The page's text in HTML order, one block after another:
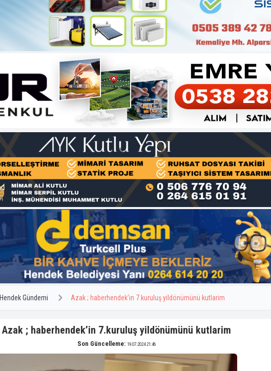
Hendek Gündemi Azak ; haberhendek’in 7.kuruluş yildönümünü kutlarim
Azak ; haberhendek’in 7.kuruluş yildönümünü kutlarim
Son Güncelleme: 19.07.2024 21:46